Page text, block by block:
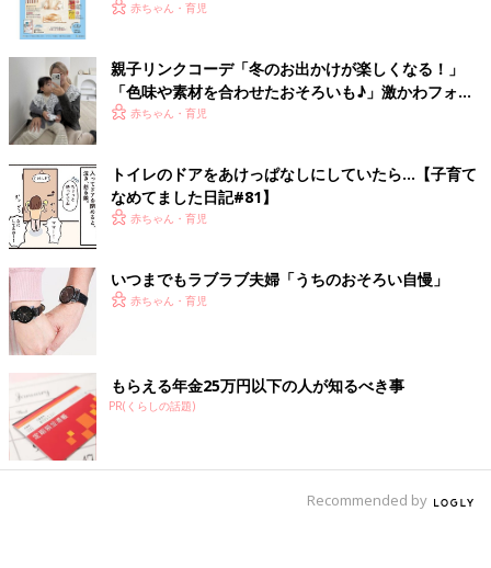
いっぱい！
赤ちゃん・育児
親子リンクコーデ「冬のお出かけが楽しくなる！」
「色味や素材を合わせたおそろいも♪」激かわフォト5
選 赤ちゃん・育児
トイレのドアをあけっぱなしにしていたら…【子育て
なめてました日記#81】
赤ちゃん・育児
いつまでもラブラブ夫婦「うちのおそろい自慢」
赤ちゃん・育児
もらえる年金25万円以下の人が知るべき事
PR(くらしの話題)
Recommended by